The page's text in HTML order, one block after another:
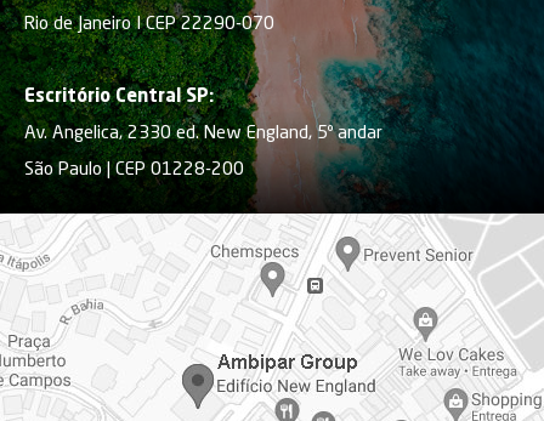
Rio de Janeiro I CEP 22290-070
Escritório Central SP:
Av. Angelica, 2330 ed. New England, 5º andar
São Paulo | CEP 01228-200